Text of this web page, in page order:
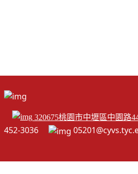
320675桃園市中壢區中園路
452-3036